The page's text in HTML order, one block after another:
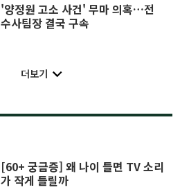
'양정원 고소 사건' 무마 의혹…전
수사팀장 결국 구속
더보기
[60+ 궁금증] 왜 나이 들면 TV 소리
가 작게 들릴까